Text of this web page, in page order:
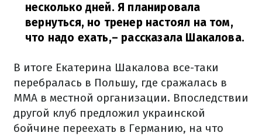
несколько дней. Я планировала
вернуться, но тренер настоял на том,
что надо ехать,– рассказала Шакалова.
В итоге Екатерина Шакалова все-таки
перебралась в Польшу, где сражалась в
ММА в местной организации. Впоследствии
другой клуб предложил украинской
бойчине переехать в Германию, на что